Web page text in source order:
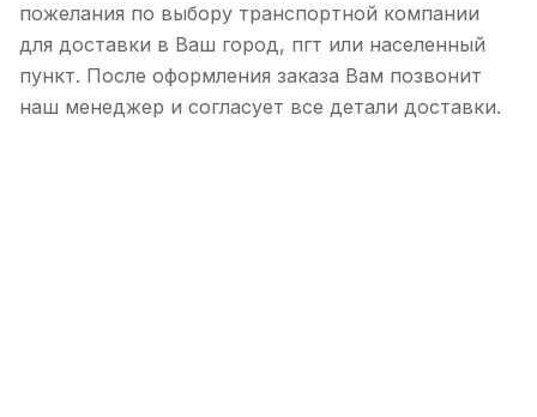
пожелания по выбору транспортной компании
для доставки в Ваш город, пгт или населенный
пункт. После оформления заказа Вам позвонит
наш менеджер и согласует все детали доставки.